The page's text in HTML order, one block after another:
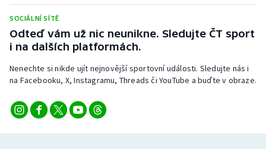
Stolní tenis
Triatlon
Veslování
Vodní slalom
SOCIÁLNÍ SÍTĚ
Odteď vám už nic neunikne. Sledujte ČT sport
i na dalších platformách.
Nenechte si nikde ujít nejnovější sportovní události. Sledujte nás i
na Facebooku, X, Instagramu, Threads či YouTube a buďte v obraze.